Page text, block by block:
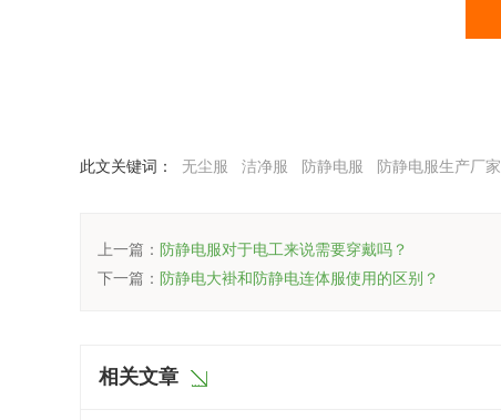
此文关键词： 无尘服 洁净服 防静电服 防静电服生产厂家
上一篇： 防静电服对于电工来说需要穿戴吗？
下一篇： 防静电大褂和防静电连体服使用的区别？
相关文章